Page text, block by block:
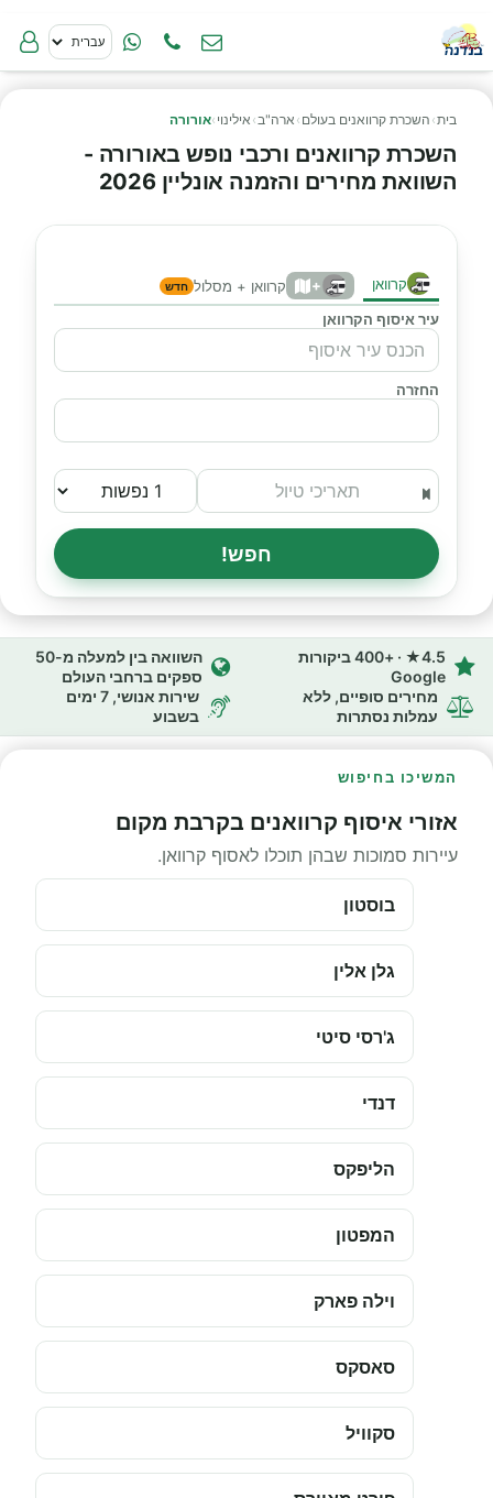
בית› השכרת קרוואנים בעולם › ארה"ב› אילינוי ›אורורה
השכרת קרוואנים ורכבי נופש באורורה -
השוואת מחירים והזמנה אונליין 2026
קרוואן + קרוואן + מסלול חדש
עיר איסוף הקרוואן
החזרה
חפש!
4.5★ · +400 ביקורות
Google
השוואה בין למעלה מ-50
ספקים ברחבי העולם
מחירים סופיים, ללא
עמלות נסתרות
שירות אנושי, 7 ימים
בשבוע
המשיכו בחיפוש
אזורי איסוף קרוואנים בקרבת מקום
עיירות סמוכות שבהן תוכלו לאסוף קרוואן.
בוסטון
גלן אלין
ג'רסי סיטי
דנדי
הליפקס
המפטון
וילה פארק
סאסקס
סקוויל